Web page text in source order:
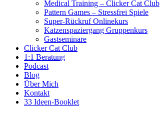
Medical Training – Clicker Cat Club
Pattern Games – Stressfrei Spiele
Super-Rückruf Onlinekurs
Katzenspaziergang Gruppenkurs
Gastseminare
Clicker Cat Club
1:1 Beratung
Podcast
Blog
Über Mich
Kontakt
33 Ideen-Booklet